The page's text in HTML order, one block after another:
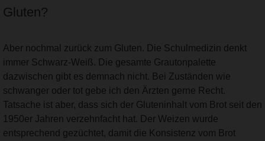
Gluten?
Aber nochmal zurück zum Gluten. Die Schulmedizin denkt
immer Schwarz-Weiß. Die gesamte Grautonpalette
dazwischen gibt es demnach nicht. Bei Zuständen wie
schwanger oder tot gebe ich den Ärzten gerne Recht.
Tatsache ist aber, dass sich der Gluteninhalt vom Brot seit den
1950er Jahren verzehnfacht hat. Der Weizen wurde
entsprechend gezüchtet, damit die Konsistenz vom Brot